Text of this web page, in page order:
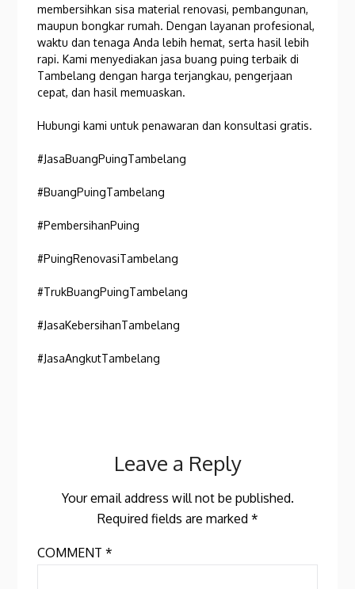
membersihkan sisa material renovasi, pembangunan,
maupun bongkar rumah. Dengan layanan profesional,
waktu dan tenaga Anda lebih hemat, serta hasil lebih
rapi. Kami menyediakan jasa buang puing terbaik di
Tambelang dengan harga terjangkau, pengerjaan
cepat, dan hasil memuaskan.
Hubungi kami untuk penawaran dan konsultasi gratis.
#JasaBuangPuingTambelang
#BuangPuingTambelang
#PembersihanPuing
#PuingRenovasiTambelang
#TrukBuangPuingTambelang
#JasaKebersihanTambelang
#JasaAngkutTambelang
Leave a Reply
Your email address will not be published.
Required fields are marked *
COMMENT*